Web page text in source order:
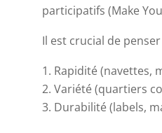
participatifs (Make
Il est crucial de
Rapidité (navettes,
Variété (quartiers
Durabilité (labels,